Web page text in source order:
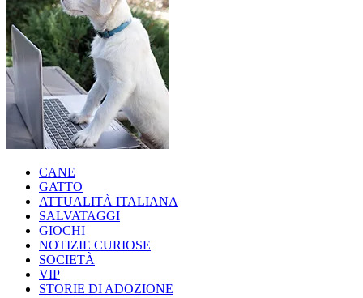
CANE
GATTO
ATTUALITÀ ITALIANA
SALVATAGGI
GIOCHI
NOTIZIE CURIOSE
SOCIETÀ
VIP
STORIE DI ADOZIONE